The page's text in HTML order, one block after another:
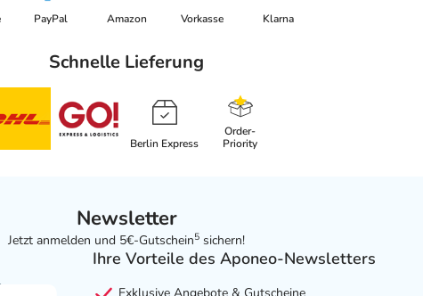
PayPal Amazon Vorkasse Klarna
Schnelle Lieferung
Berlin Express
Order-
Priority
Newsletter
Jetzt anmelden und 5€-Gutschein5 sichern!
Ihre Vorteile des Aponeo-Newsletters